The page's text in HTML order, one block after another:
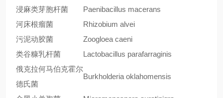
浸麻类芽胞杆菌
Paenibacillus macerans
河床根瘤菌
Rhizobium alvei
污泥动胶菌
Zoogloea caeni
类谷糠乳杆菌
Lactobacillus parafarraginis
俄克拉何马伯克霍尔
德氏菌
Burkholderia oklahomensis